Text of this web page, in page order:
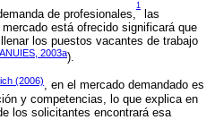
de profesionales,
1
las
está ofrecido significará que
los puestos vacantes de trabajo
ANUIES, 2003a).
(2006), en el mercado demandado es
y competencias, lo que explica en
los solicitantes encontrará esa